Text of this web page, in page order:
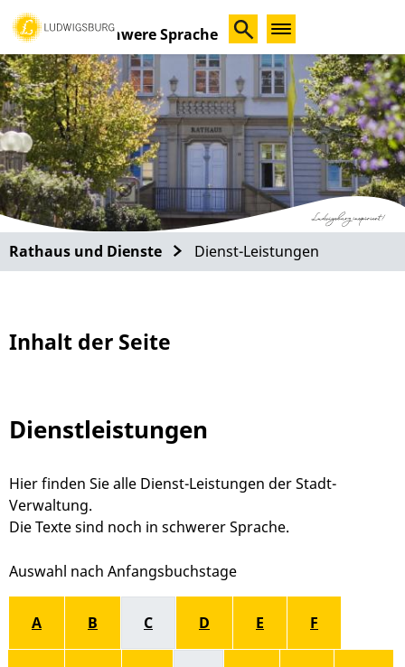
Schwere Sprache
Rathaus und Dienste Dienst-Leistungen
Inhalt der Seite
Dienstleistungen
Hier finden Sie alle Dienst-Leistungen der Stadt-
Verwaltung.
Die Texte sind noch in schwerer Sprache.
Alphabetisches Register überspringen
A B C D E F